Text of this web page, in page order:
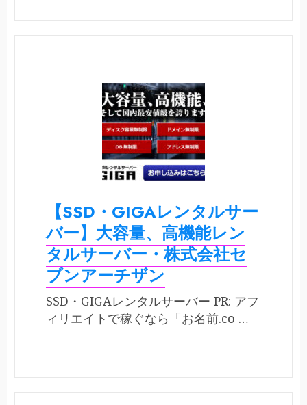
【SSD・GIGAレンタルサー
バー】大容量、高機能レン
タルサーバー・株式会社セ
ブンアーチザン
SSD・GIGAレンタルサーバー PR: アフ
ィリエイトで稼ぐなら「お名前.co …